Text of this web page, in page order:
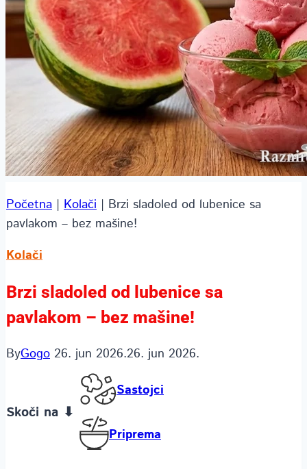
Početna | Kolači | Brzi sladoled od lubenice sa
pavlakom – bez mašine!
Kolači
Brzi sladoled od lubenice sa
pavlakom – bez mašine!
ByGogo 26. jun 2026.26. jun 2026.
Skoči na ⬇
Sastojci
Priprema